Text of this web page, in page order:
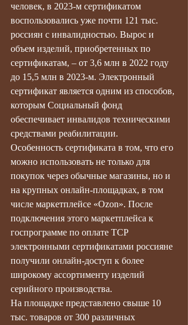
человек, в 2023-м сертификатом
воспользовались уже почти 121 тыс.
россиян с инвалидностью. Вырос и
объем изделий, приобретенных по
сертификатам, – от 3,6 млн в 2022 году
до 15,5 млн в 2023-м. Электронный
сертификат является одним из способов,
которым Социальный фонд
обеспечивает инвалидов техническими
средствами реабилитации.
Особенность сертификата в том, что его
можно использовать не только для
покупок через обычные магазины, но и
на крупных онлайн-площадках, в том
числе маркетплейсе «Ozon». После
подключения этого маркетплейса к
госпрограмме по оплате ТСР
электронными сертификатами россияне
получили онлайн-доступ к более
широкому ассортименту изделий
серийного производства.
На площадке представлено свыше 10
тыс. товаров от 300 различных